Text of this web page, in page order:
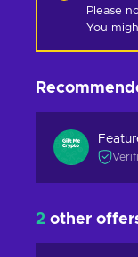
Please
You
2 other